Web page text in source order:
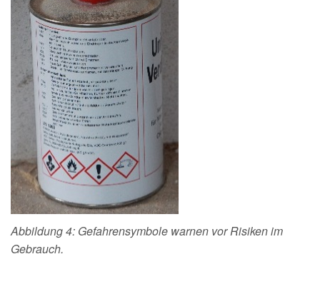
Abbildung 4: Gefahrensymbole warnen vor Risiken im
Gebrauch.